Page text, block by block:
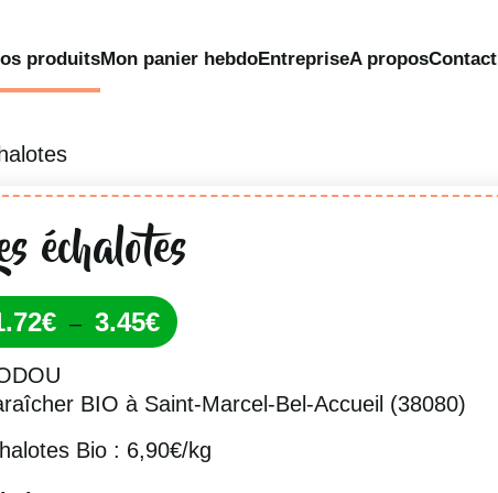
produitsMon panier hebdoEntrepriseA proposContact
échalotes
€ – 3.45€Plage
de
1.72€
3.45€
BIO à Saint-Marcel-Bel-Accueil (38080)
Bio : 6,90€/kg